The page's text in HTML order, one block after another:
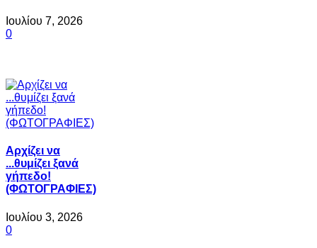
Ιουλίου 7, 2026
0
Αρχίζει να
...θυμίζει ξανά
γήπεδο!
(ΦΩΤΟΓΡΑΦΙΕΣ)
Ιουλίου 3, 2026
0